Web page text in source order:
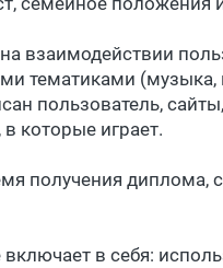
взаимодействии
тематиками (музыка,
пользователь,
которые играет.
получения диплома,
в себя: